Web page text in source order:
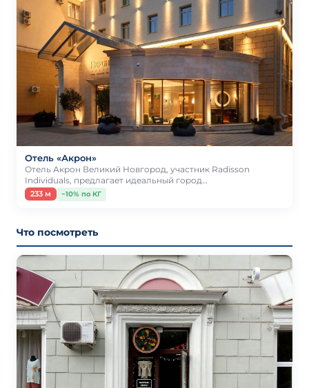
Отель «Акрон»
Отель Акрон Великий Новгород, участник Radisson
Individuals, предлагает идеальный город…
233 м −10% по КГ
Что посмотреть